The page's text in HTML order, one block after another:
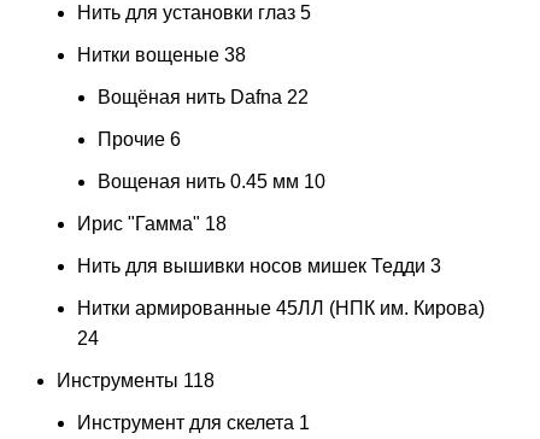
Нить для установки глаз 5
Нитки вощеные 38
Вощёная нить Dafna 22
Прочие 6
Вощеная нить 0.45 мм 10
Ирис "Гамма" 18
Нить для вышивки носов мишек Тедди 3
Нитки армированные 45ЛЛ (НПК им. Кирова)
24
Инструменты 118
Инструмент для скелета 1